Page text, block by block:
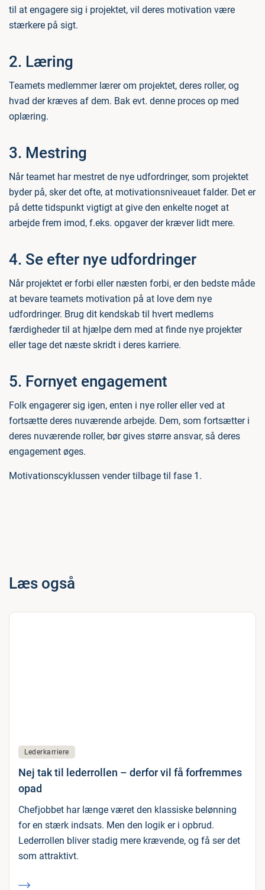
til at engagere sig i projektet, vil deres motivation være
stærkere på sigt.
2. Læring
Teamets medlemmer lærer om projektet, deres roller, og
hvad der kræves af dem. Bak evt. denne proces op med
oplæring.
3. Mestring
Når teamet har mestret de nye udfordringer, som projektet
byder på, sker det ofte, at motivationsniveauet falder. Det er
på dette tidspunkt vigtigt at give den enkelte noget at
arbejde frem imod, f.eks. opgaver der kræver lidt mere.
4. Se efter nye udfordringer
Når projektet er forbi eller næsten forbi, er den bedste måde
at bevare teamets motivation på at love dem nye
udfordringer. Brug dit kendskab til hvert medlems
færdigheder til at hjælpe dem med at finde nye projekter
eller tage det næste skridt i deres karriere.
5. Fornyet engagement
Folk engagerer sig igen, enten i nye roller eller ved at
fortsætte deres nuværende arbejde. Dem, som fortsætter i
deres nuværende roller, bør gives større ansvar, så deres
engagement øges.
Motivationscyklussen vender tilbage til fase 1.
Læs også
Lederkarriere
Nej tak til lederrollen – derfor vil få forfremmes
opad
Chefjobbet har længe været den klassiske belønning
for en stærk indsats. Men den logik er i opbrud.
Lederrollen bliver stadig mere krævende, og få ser det
som attraktivt.